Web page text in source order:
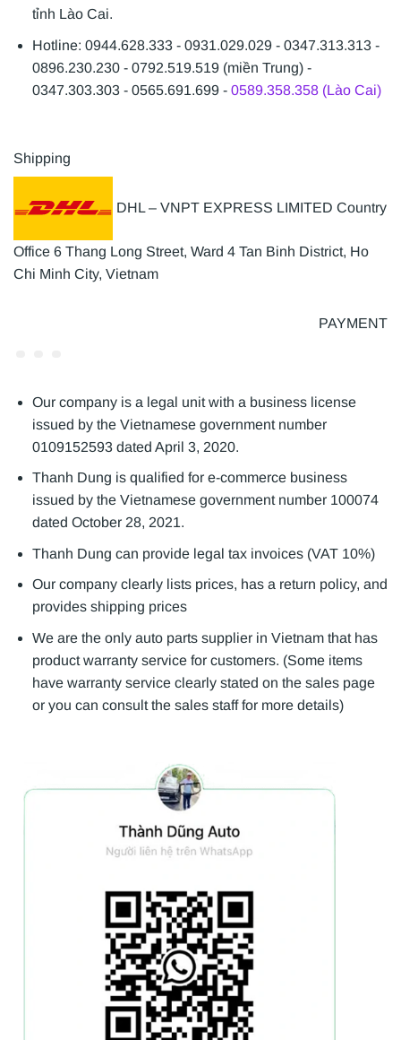
tỉnh Lào Cai.
Hotline: 0944.628.333 - 0931.029.029 - 0347.313.313 -
0896.230.230 - 0792.519.519 (miền Trung) -
0347.303.303 - 0565.691.699 - 0589.358.358 (Lào Cai)
Shipping
DHL – VNPT EXPRESS LIMITED Country
Office 6 Thang Long Street, Ward 4 Tan Binh District, Ho
Chi Minh City, Vietnam
PAYMENT
Our company is a legal unit with a business license
issued by the Vietnamese government number
0109152593 dated April 3, 2020.
Thanh Dung is qualified for e-commerce business
issued by the Vietnamese government number 100074
dated October 28, 2021.
Thanh Dung can provide legal tax invoices (VAT 10%)
Our company clearly lists prices, has a return policy, and
provides shipping prices
We are the only auto parts supplier in Vietnam that has
product warranty service for customers. (Some items
have warranty service clearly stated on the sales page
or you can consult the sales staff for more details)